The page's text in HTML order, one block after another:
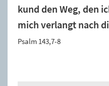
kund den Weg, den
mich verlangt nach
Psalm 143,7-8